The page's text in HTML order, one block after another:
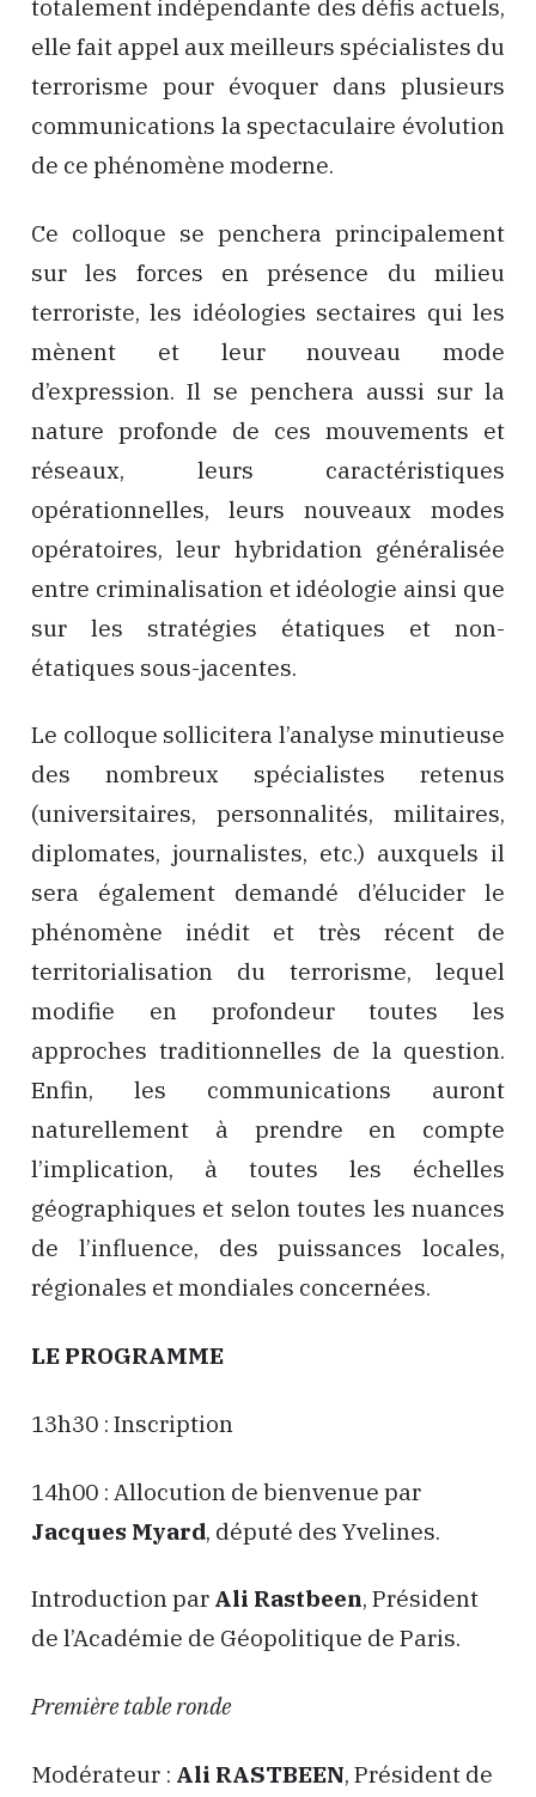
totalement indépendante des défis actuels,
elle fait appel aux meilleurs spécialistes du
terrorisme pour évoquer dans plusieurs
communications la spectaculaire évolution
de ce phénomène moderne.
Ce colloque se penchera principalement
sur les forces en présence du milieu
terroriste, les idéologies sectaires qui les
mènent et leur nouveau mode
d’expression. Il se penchera aussi sur la
nature profonde de ces mouvements et
réseaux, leurs caractéristiques
opérationnelles, leurs nouveaux modes
opératoires, leur hybridation généralisée
entre criminalisation et idéologie ainsi que
sur les stratégies étatiques et non-
étatiques sous-jacentes.
Le colloque sollicitera l’analyse minutieuse
des nombreux spécialistes retenus
(universitaires, personnalités, militaires,
diplomates, journalistes, etc.) auxquels il
sera également demandé d’élucider le
phénomène inédit et très récent de
territorialisation du terrorisme, lequel
modifie en profondeur toutes les
approches traditionnelles de la question.
Enfin, les communications auront
naturellement à prendre en compte
l’implication, à toutes les échelles
géographiques et selon toutes les nuances
de l’influence, des puissances locales,
régionales et mondiales concernées.
LE PROGRAMME
13h30 : Inscription
14h00 : Allocution de bienvenue par
Jacques Myard, député des Yvelines.
Introduction par Ali Rastbeen, Président
de l’Académie de Géopolitique de Paris.
Première table ronde
Modérateur : Ali RASTBEEN, Président de